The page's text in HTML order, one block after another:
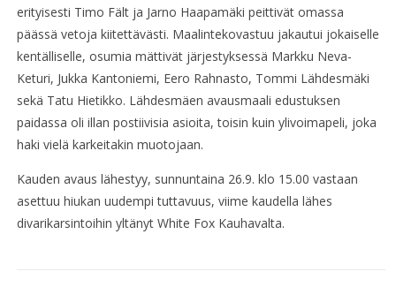
erityisesti Timo Fält ja Jarno Haapamäki peittivät omassa
päässä vetoja kiitettävästi. Maalintekovastuu jakautui jokaiselle
kentälliselle, osumia mättivät järjestyksessä Markku Neva-
Keturi, Jukka Kantoniemi, Eero Rahnasto, Tommi Lähdesmäki
sekä Tatu Hietikko. Lähdesmäen avausmaali edustuksen
paidassa oli illan postiivisia asioita, toisin kuin ylivoimapeli, joka
haki vielä karkeitakin muotojaan.
Kauden avaus lähestyy, sunnuntaina 26.9. klo 15.00 vastaan
asettuu hiukan uudempi tuttavuus, viime kaudella lähes
divarikarsintoihin yltänyt White Fox Kauhavalta.